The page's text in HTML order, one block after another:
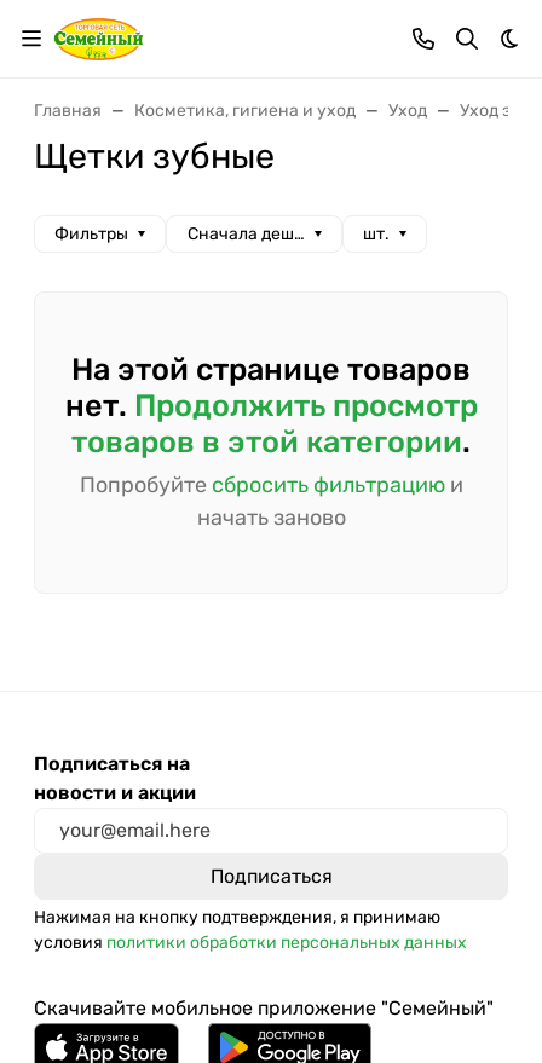
Главная Косметика, гигиена и уход Уход Уход за
Щетки зубные
Фильтры Сначала дешевые шт.
На этой странице товаров
нет. Продолжить просмотр
товаров в этой категории.
Попробуйте сбросить фильтрациюи
начать заново
Подписаться на
новости и акции
Нажимая на кнопку подтверждения, я принимаю
условия политики обработки персональных данных
Скачивайте мобильное приложение "Семейный"